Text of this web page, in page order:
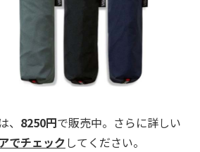
、 8250円で販売中。さらに詳しい
でチェックしてください。